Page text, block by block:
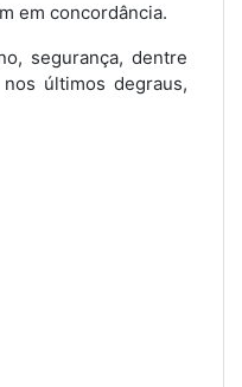
em concordância.
segurança, dentre
últimos degraus,